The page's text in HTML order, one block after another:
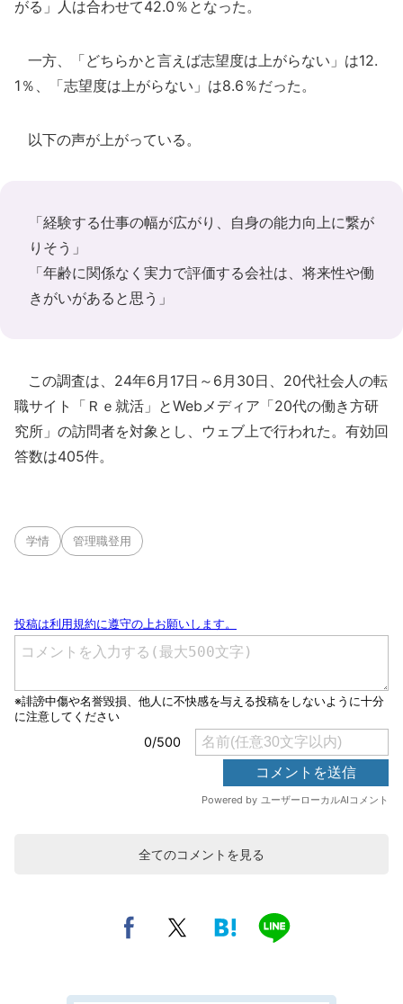
がる」人は合わせて42.0％となった。
一方、「どちらかと言えば志望度は上がらない」は12.
1％、「志望度は上がらない」は8.6％だった。
以下の声が上がっている。
「経験する仕事の幅が広がり、自身の能力向上に繋が
りそう」
「年齢に関係なく実力で評価する会社は、将来性や働
きがいがあると思う」
この調査は、24年6月17日～6月30日、20代社会人の転
職サイト「Ｒｅ就活」とWebメディア「20代の働き方研
究所」の訪問者を対象とし、ウェブ上で行われた。有効回
答数は405件。
学情 管理職登用
全てのコメントを見る